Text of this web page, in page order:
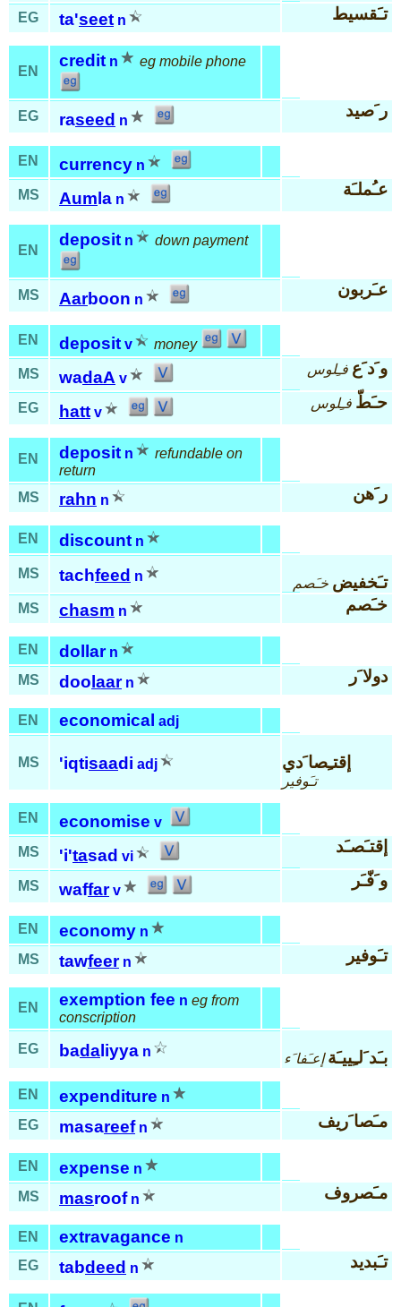
EG ta'seet n تـَقسيط
EN
credit n eg mobile phone
EG raseed n
ر َصيد
EN currency n
MS
Aum la n
عـُملـَة
EN
deposit n down payment
MS Aarboon n
عـَربون
EN deposit v
money
MS
wadaA v
و َد َع فـِلوس
EG hatt v
حـَطّ فـِلوس
EN deposit n
refundable on
return
MS
rahn n ر َهن
EN discount n
MS tachfeed n تـَخفيض خـَصم
MS
chasm n خـَصم
EN dollar n
MS
doo laar n دولا َر
EN economical adj
MS 'iqtisaadi adj إقتـِصا َدي
تـَوفير
EN economise v
MS
'i'tasad vi
إقتـَصـَد
MS waffar v
و َفّـَر
EN economy n
MS
tawfeer n تـَوفير
EN exemption fee n eg from
conscription
EG bada liyya n بـَد َلـِييـَة إعـَفا َء
EN expenditure n
EG
masareef n مـَصا َريف
EN expense n
MS
masroof n مـَصروف
EN extravagance n
EG
tabdeed n تـَبديد